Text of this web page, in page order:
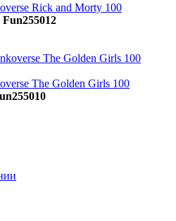
Rick and Morty 100
Fun255012
The Golden Girls 100